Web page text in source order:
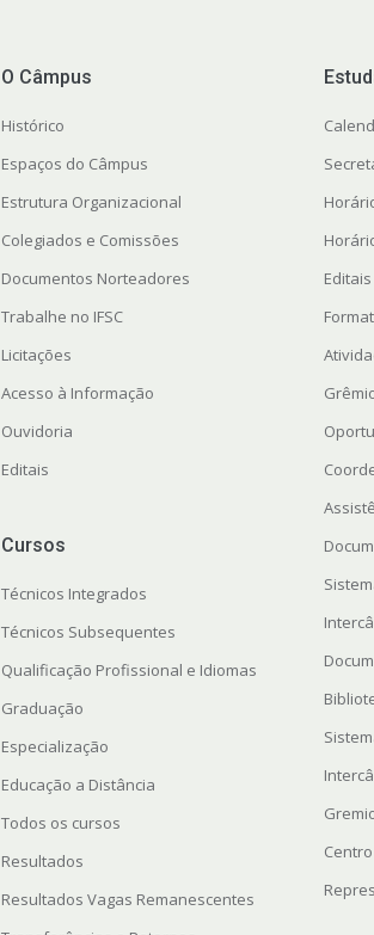
O Câmpus
Histórico
Espaços do Câmpus
Estrutura Organizacional
Colegiados e Comissões
Documentos Norteadores
Trabalhe no IFSC
Licitações
Acesso à Informação
Ouvidoria
Editais
Cursos
Técnicos Integrados
Técnicos Subsequentes
Qualificação Profissional e Idiomas
Graduação
Especialização
Educação a Distância
Todos os cursos
Resultados
Resultados Vagas Remanescentes
Editais